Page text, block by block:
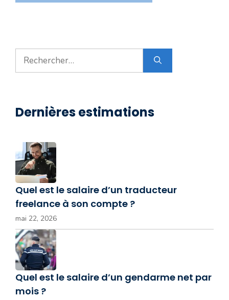
Rechercher :
Dernières estimations
Quel est le salaire d’un traducteur
freelance à son compte ?
mai 22, 2026
Quel est le salaire d’un gendarme net par
mois ?